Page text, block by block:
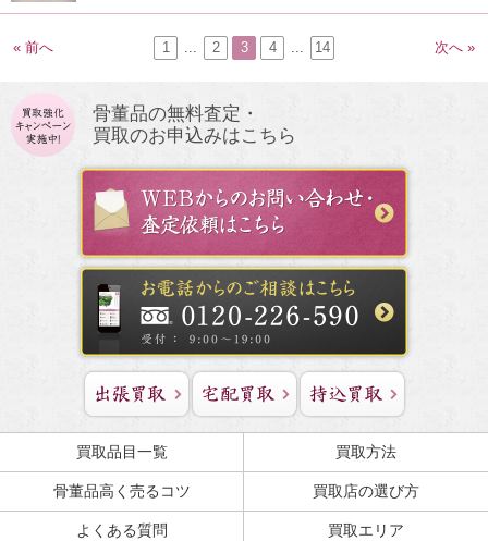
« 前へ 1 ... 2 3 4 ... 14 次へ »
骨董品の無料査定・
買取のお申込みはこちら
買取品目一覧 買取方法
骨董品高く売るコツ 買取店の選び方
よくある質問 買取エリア